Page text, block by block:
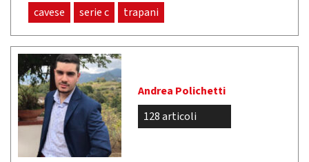
cavese serie c trapani
Andrea Polichetti
128 articoli